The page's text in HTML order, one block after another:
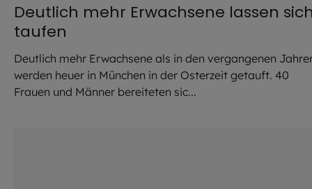
Deutlich mehr Erwachsene lassen
taufen
Deutlich mehr Erwachsene als in den vergangenen
werden heuer in München in der Osterzeit getauft. 40
Frauen und Männer bereiteten sic...